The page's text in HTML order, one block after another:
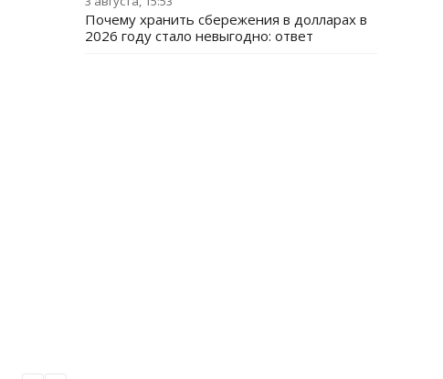
Почему хранить сбережения в долларах в
2026 году стало невыгодно: ответ